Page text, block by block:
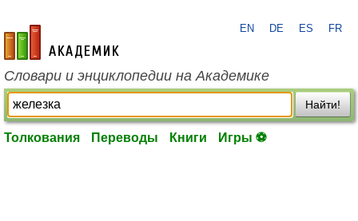
academic.ru
EN DE ES FR
Словари и энциклопедии на Академике
Найти!
Толкования Переводы Книги Игры ⚽